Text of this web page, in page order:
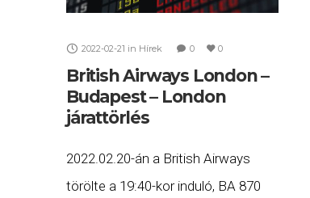
2022-02-21 in Hírek 0 0
British Airways London –
Budapest – London
járattörlés
2022.02.20-án a British Airways
törölte a 19:40-kor induló, BA 870